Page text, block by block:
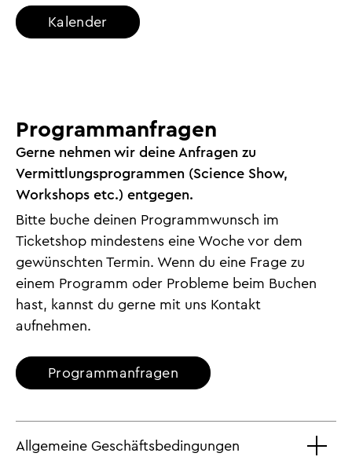
Kalender
Programmanfragen
Gerne nehmen wir deine Anfragen zu
Vermittlungsprogrammen (Science Show,
Workshops etc.) entgegen.
Bitte buche deinen Programmwunsch im
Ticketshop mindestens eine Woche vor dem
gewünschten Termin. Wenn du eine Frage zu
einem Programm oder Probleme beim Buchen
hast, kannst du gerne mit uns Kontakt
aufnehmen.
Programmanfragen
Allgemeine Geschäftsbedingungen